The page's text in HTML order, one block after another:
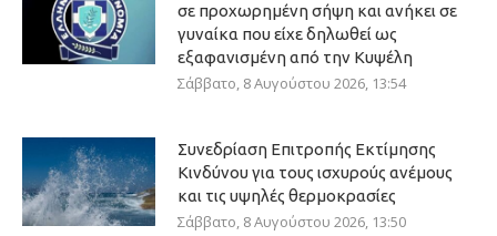
σε προχωρημένη σήψη και ανήκει σε
γυναίκα που είχε δηλωθεί ως
εξαφανισμένη από την Κυψέλη
Σάββατο, 8 Αυγούστου 2026, 13:54
Συνεδρίαση Επιτροπής Εκτίμησης
Κινδύνου για τους ισχυρούς ανέμους
και τις υψηλές θερμοκρασίες
Σάββατο, 8 Αυγούστου 2026, 13:50